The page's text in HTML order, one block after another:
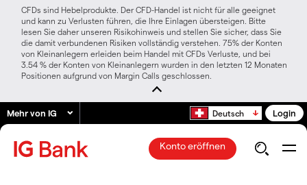
CFDs sind Hebelprodukte. Der CFD-Handel ist nicht für alle geeignet
und kann zu Verlusten führen, die Ihre Einlagen übersteigen. Bitte
lesen Sie daher unseren Risikohinweis und stellen Sie sicher, dass Sie
die damit verbundenen Risiken vollständig verstehen. 75% der Konten
von Kleinanlegern erleiden beim Handel mit CFDs Verluste, und bei
3.54 % der Konten von Kleinanlegern wurden in den letzten 12 Monaten
Positionen aufgrund von Margin Calls geschlossen.
Mehr von IG Deutsch Login
Konto eröffnen